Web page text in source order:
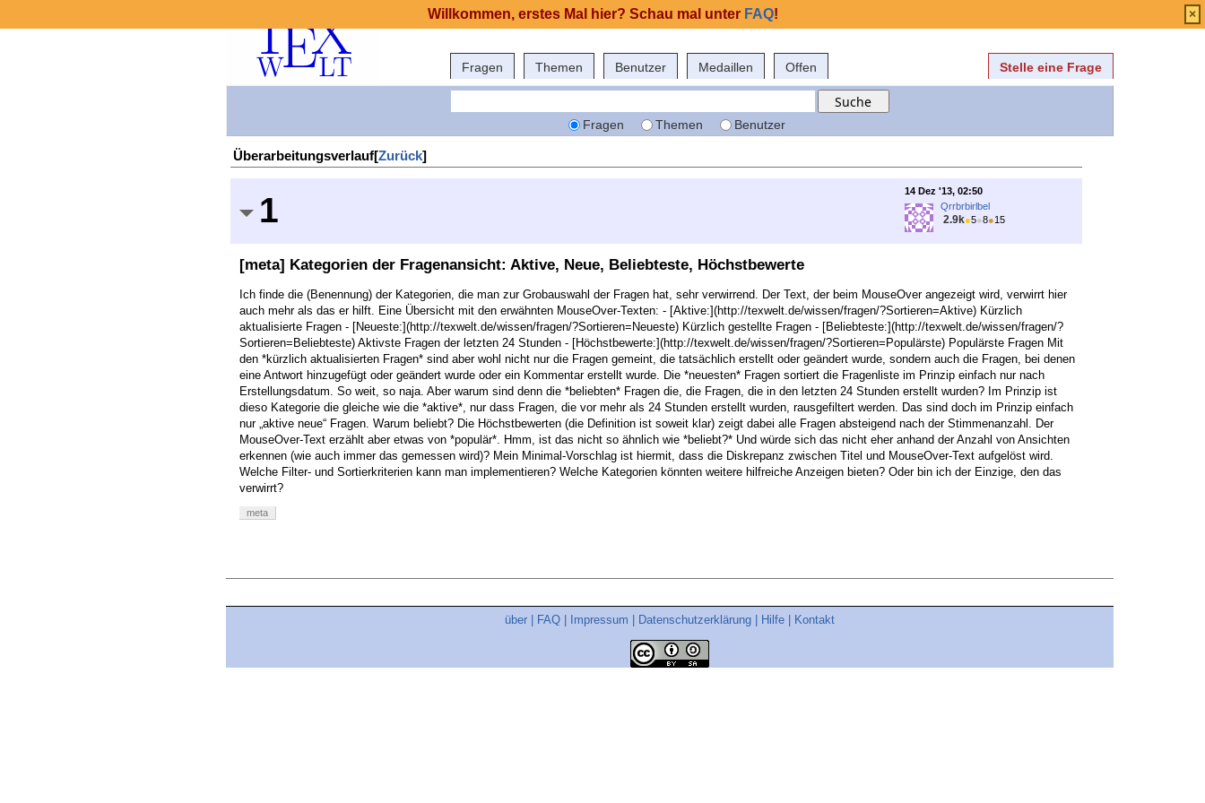
Fragen Themen Benutzer Medaillen Offen Stelle eine Frage
Fragen Themen Benutzer
Überarbeitungsverlauf[Zurück]
1
14 Dez '13, 02:50
Qrrbrbirlbel
2.9k●5●8●15
[meta] Kategorien der Fragenansicht: Aktive, Neue, Beliebteste, Höchstbewerte
Ich finde die (Benennung) der Kategorien, die man zur Grobauswahl der Fragen hat, sehr verwirrend. Der Text, der beim MouseOver angezeigt wird, verwirrt hier
auch mehr als das er hilft. Eine Übersicht mit den erwähnten MouseOver-Texten: - [Aktive:](http://texwelt.de/wissen/fragen/?Sortieren=Aktive) Kürzlich
aktualisierte Fragen - [Neueste:](http://texwelt.de/wissen/fragen/?Sortieren=Neueste) Kürzlich gestellte Fragen - [Beliebteste:](http://texwelt.de/wissen/fragen/?
Sortieren=Beliebteste) Aktivste Fragen der letzten 24 Stunden - [Höchstbewerte:](http://texwelt.de/wissen/fragen/?Sortieren=Populärste) Populärste Fragen Mit
den *kürzlich aktualisierten Fragen* sind aber wohl nicht nur die Fragen gemeint, die tatsächlich erstellt oder geändert wurde, sondern auch die Fragen, bei denen
eine Antwort hinzugefügt oder geändert wurde oder ein Kommentar erstellt wurde. Die *neuesten* Fragen sortiert die Fragenliste im Prinzip einfach nur nach
Erstellungsdatum. So weit, so naja. Aber warum sind denn die *beliebten* Fragen die, die Fragen, die in den letzten 24 Stunden erstellt wurden? Im Prinzip ist
dieso Kategorie die gleiche wie die *aktive*, nur dass Fragen, die vor mehr als 24 Stunden erstellt wurden, rausgefiltert werden. Das sind doch im Prinzip einfach
nur „aktive neue“ Fragen. Warum beliebt? Die Höchstbewerten (die Definition ist soweit klar) zeigt dabei alle Fragen absteigend nach der Stimmenanzahl. Der
MouseOver-Text erzählt aber etwas von *populär*. Hmm, ist das nicht so ähnlich wie *beliebt?* Und würde sich das nicht eher anhand der Anzahl von Ansichten
erkennen (wie auch immer das gemessen wird)? Mein Minimal-Vorschlag ist hiermit, dass die Diskrepanz zwischen Titel und MouseOver-Text aufgelöst wird.
Welche Filter- und Sortierkriterien kann man implementieren? Welche Kategorien könnten weitere hilfreiche Anzeigen bieten? Oder bin ich der Einzige, den das
verwirrt?
meta
über FAQ Impressum Datenschutzerklärung Hilfe Kontakt
Willkommen, erstes Mal hier? Schau mal unter FAQ! ×